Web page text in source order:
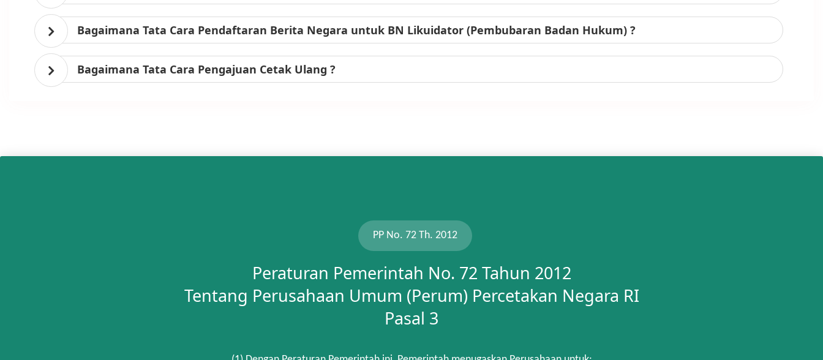
Bagaimana Tata Cara Pendaftaran Berita Negara untuk BN Likuidator (Pembubaran Badan Hukum) ?
Bagaimana Tata Cara Pengajuan Cetak Ulang ?
PP No. 72 Th. 2012
Peraturan Pemerintah No. 72 Tahun 2012
Tentang Perusahaan Umum (Perum) Percetakan Negara RI
Pasal 3